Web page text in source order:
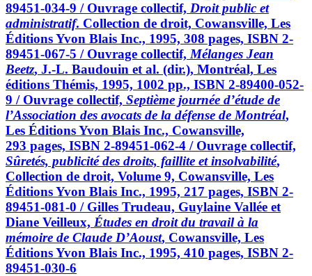
89451-034-9 / Ouvrage collectif, Droit public et
administratif. Collection de droit, Cowansville, Les
Éditions Yvon Blais Inc., 1995, 308 pages, ISBN 2-
89451-067-5 / Ouvrage collectif, Mélanges Jean
Beetz, J.-L. Baudouin et al. (dir.), Montréal, Les
éditions Thémis, 1995, 1002 pp., ISBN 2-89400-052-
9 / Ouvrage collectif, Septième journée d’étude de
l’Association des avocats de la défense de Montréal,
Les Éditions Yvon Blais Inc., Cowansville,
293 pages, ISBN 2-89451-062-4 / Ouvrage collectif,
Sûretés, publicité des droits, faillite et insolvabilité,
Collection de droit, Volume 9, Cowansville, Les
Éditions Yvon Blais Inc., 1995, 217 pages, ISBN 2-
89451-081-0 / Gilles Trudeau, Guylaine Vallée et
Diane Veilleux, Études en droit du travail à la
mémoire de Claude D’Aoust, Cowansville, Les
Éditions Yvon Blais Inc., 1995, 410 pages, ISBN 2-
89451-030-6